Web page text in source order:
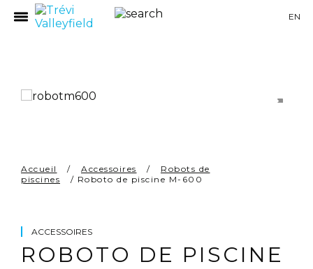
EN
Accueil / Accessoires /
Robots de
piscines
/ Roboto de piscine M-600
ACCESSOIRES
ROBOTO DE PISCINE